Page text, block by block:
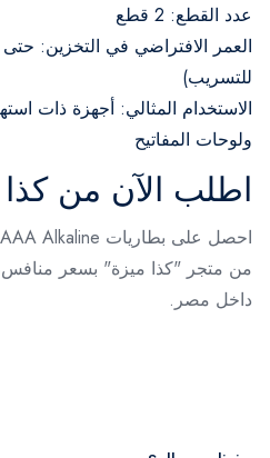
عدد القطع: 2 قطع
للتسريب)
الاستخدام المثالي: أجهزة ذات
ولوحات المفاتيح
اطلب الآن من
من متجر "كذا ميزة" بسعر
داخل مصر.